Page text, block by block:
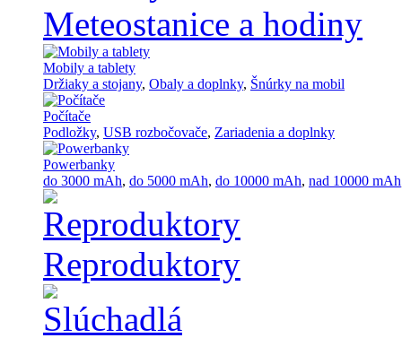
Meteostanice a hodiny
Mobily a tablety
Držiaky a stojany, Obaly a doplnky, Šnúrky na mobil
Počítače
Podložky, USB rozbočovače, Zariadenia a doplnky
Powerbanky
do 3000 mAh, do 5000 mAh, do 10000 mAh, nad 10000 mAh
Reproduktory